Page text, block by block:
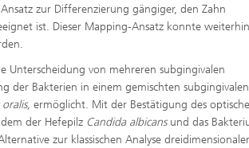
zur Differenzierung gängiger, den Zahn
ist. Dieser Mapping-Ansatz konnte weiterhin
Unterscheidung von mehreren subgingivalen
der Bakterien in einem gemischten
ermöglicht. Mit der Bestätigung des
der Hefepilz Candida albicansund das
zur klassischen Analyse dreidimensionaler